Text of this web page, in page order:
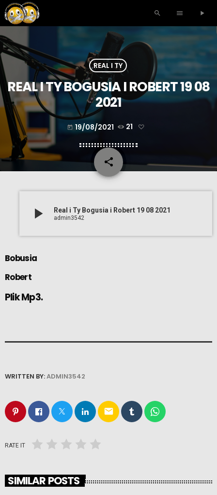
search menu play_arrow
REAL I TY
REAL I TY BOGUSIA I ROBERT 19 08
2021
today 19/08/2021 21
share
email
play_arrow Real i Ty Bogusia i Robert 19 08 2021
admin3542
Bobusia
Robert
Plik Mp3.
WRITTEN BY:ADMIN3542
email
RATE IT
SIMILAR POSTS